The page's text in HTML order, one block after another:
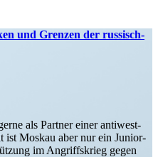
und Grenzen der russisch-
als Partner einer antiwest­
Moskau aber nur ein Junior-
im Angriffs­krieg gegen